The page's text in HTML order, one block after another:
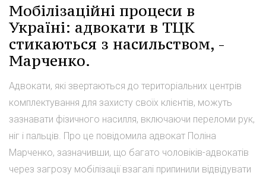
Мобілізаційні процеси в
Україні: адвокати в ТЦК
стикаються з насильством, -
Марченко.
Адвокати, які звертаються до територіальних центрів
комплектування для захисту своїх клієнтів, можуть
зазнавати фізичного насилля, включаючи переломи рук,
ніг і пальців. Про це повідомила адвокат Поліна
Марченко, зазначивши, що багато чоловіків-адвокатів
через загрозу мобілізації взагалі припинили відвідувати